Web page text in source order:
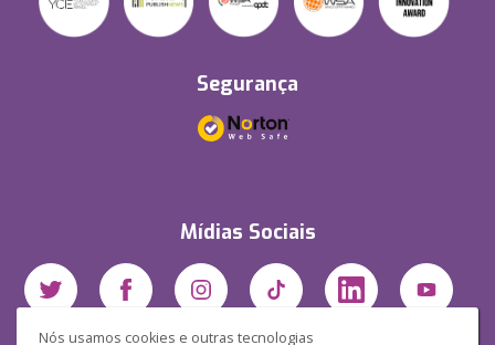
Nós usamos cookies e outras tecnologias
Segurança
Mídias Sociais